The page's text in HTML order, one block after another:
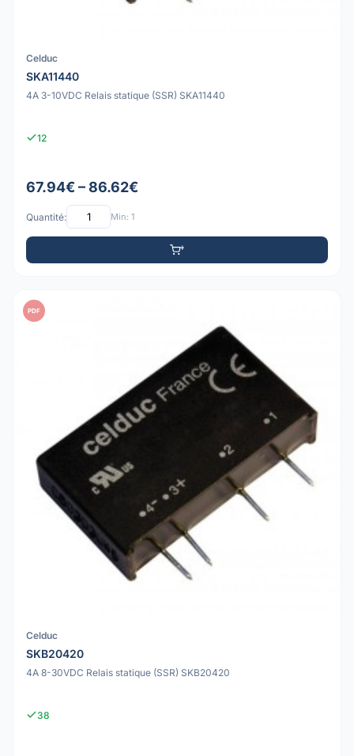
Celduc
SKA11440
4A 3-10VDC Relais statique (SSR) SKA11440
12
67.94€ – 86.62€
Quantité: Min: 1
PDF
Celduc
SKB20420
4A 8-30VDC Relais statique (SSR) SKB20420
38